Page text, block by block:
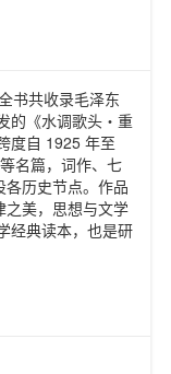
书共收录毛泽东
的《水调歌头・重
度自 1925 年至
名篇，词作、七
历史节点。作品
之美，思想与文学
经典读本，也是研